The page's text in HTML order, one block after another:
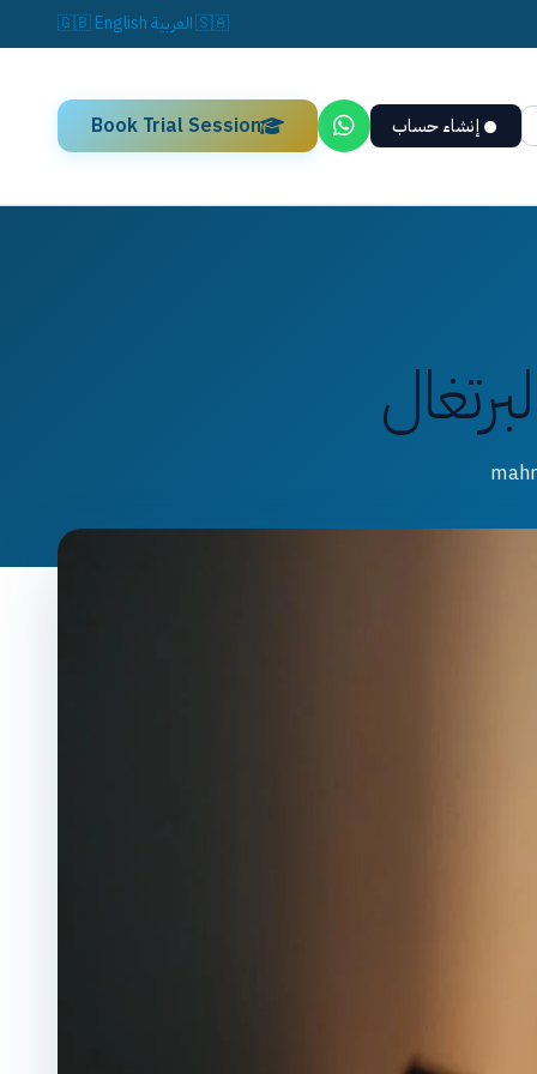
🇸🇦العربية 🇬🇧English
إنشاء حساب Book Trial Session